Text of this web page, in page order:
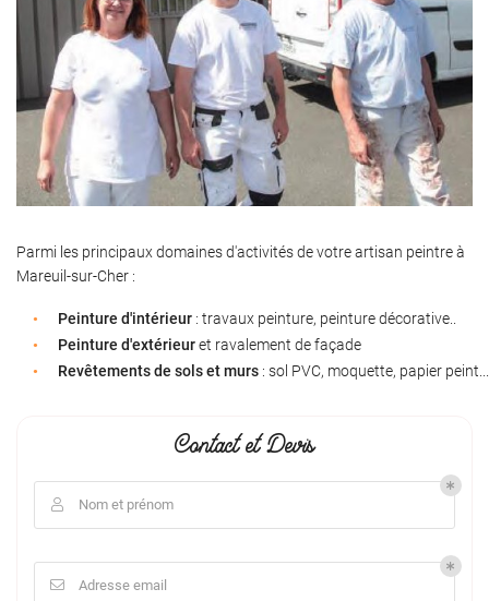
Parmi les principaux domaines d'activités de votre artisan peintre à
Mareuil-sur-Cher :
Peinture d'intérieur : travaux peinture, peinture décorative..
Peinture d'extérieuret ravalement de façade
Revêtements de sols et murs : sol PVC, moquette, papier peint...
Contact et Devis
 Nom et prénom
 Adresse email